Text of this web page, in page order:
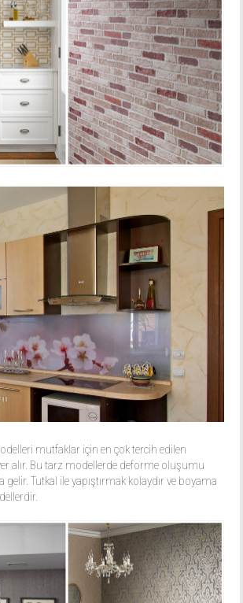
mutfaklar için en çok tercih edilen
alır. Bu tarz modellerde deforme oluşumu
Tutkal ile yapıştırmak kolaydır ve boyama